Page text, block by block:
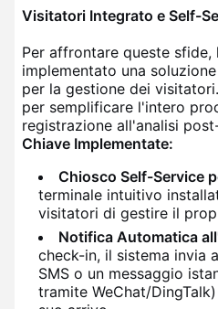
Visitatori Integrato e Self-
Per affrontare queste sfide,
implementato una
per la gestione dei
per semplificare l'intero
registrazione all'analisi
Chiave Implementate:
Chiosco Self-Service
terminale intuitivo
visitatori di gestire il
Notifica Automatica
check-in, il sistema invia
SMS o un messaggio
tramite WeChat/